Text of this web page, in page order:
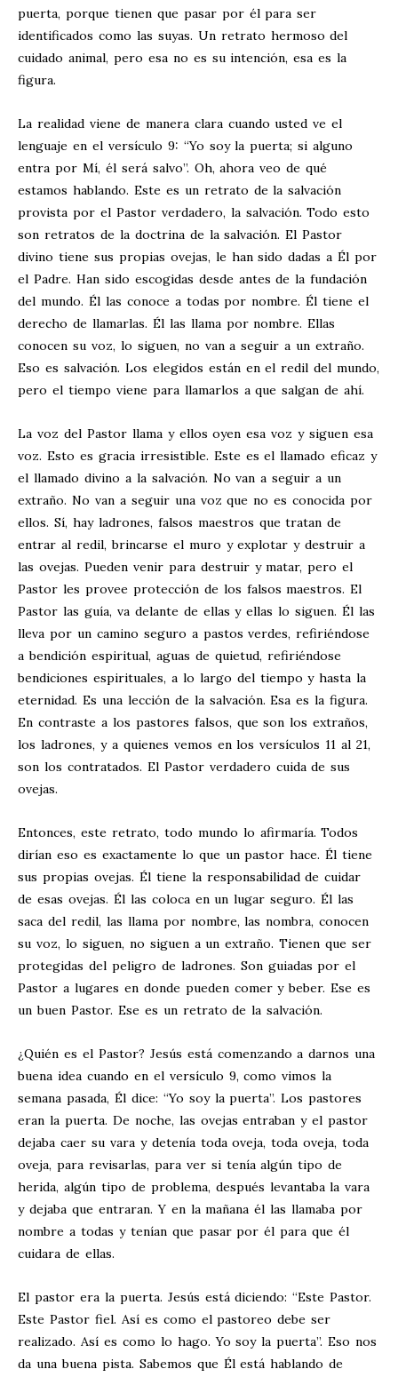
puerta, porque tienen que pasar por él para ser
identificados como las suyas. Un retrato hermoso del
cuidado animal, pero esa no es su intención, esa es la
figura.
La realidad viene de manera clara cuando usted ve el
lenguaje en el versículo 9: “Yo soy la puerta; si alguno
entra por Mí, él será salvo”. Oh, ahora veo de qué
estamos hablando. Este es un retrato de la salvación
provista por el Pastor verdadero, la salvación. Todo esto
son retratos de la doctrina de la salvación. El Pastor
divino tiene sus propias ovejas, le han sido dadas a Él por
el Padre. Han sido escogidas desde antes de la fundación
del mundo. Él las conoce a todas por nombre. Él tiene el
derecho de llamarlas. Él las llama por nombre. Ellas
conocen su voz, lo siguen, no van a seguir a un extraño.
Eso es salvación. Los elegidos están en el redil del mundo,
pero el tiempo viene para llamarlos a que salgan de ahí.
La voz del Pastor llama y ellos oyen esa voz y siguen esa
voz. Esto es gracia irresistible. Este es el llamado eficaz y
el llamado divino a la salvación. No van a seguir a un
extraño. No van a seguir una voz que no es conocida por
ellos. Sí, hay ladrones, falsos maestros que tratan de
entrar al redil, brincarse el muro y explotar y destruir a
las ovejas. Pueden venir para destruir y matar, pero el
Pastor les provee protección de los falsos maestros. El
Pastor las guía, va delante de ellas y ellas lo siguen. Él las
lleva por un camino seguro a pastos verdes, refiriéndose
a bendición espiritual, aguas de quietud, refiriéndose
bendiciones espirituales, a lo largo del tiempo y hasta la
eternidad. Es una lección de la salvación. Esa es la figura.
En contraste a los pastores falsos, que son los extraños,
los ladrones, y a quienes vemos en los versículos 11 al 21,
son los contratados. El Pastor verdadero cuida de sus
ovejas.
Entonces, este retrato, todo mundo lo afirmaría. Todos
dirían eso es exactamente lo que un pastor hace. Él tiene
sus propias ovejas. Él tiene la responsabilidad de cuidar
de esas ovejas. Él las coloca en un lugar seguro. Él las
saca del redil, las llama por nombre, las nombra, conocen
su voz, lo siguen, no siguen a un extraño. Tienen que ser
protegidas del peligro de ladrones. Son guiadas por el
Pastor a lugares en donde pueden comer y beber. Ese es
un buen Pastor. Ese es un retrato de la salvación.
¿Quién es el Pastor? Jesús está comenzando a darnos una
buena idea cuando en el versículo 9, como vimos la
semana pasada, Él dice: “Yo soy la puerta”. Los pastores
eran la puerta. De noche, las ovejas entraban y el pastor
dejaba caer su vara y detenía toda oveja, toda oveja, toda
oveja, para revisarlas, para ver si tenía algún tipo de
herida, algún tipo de problema, después levantaba la vara
y dejaba que entraran. Y en la mañana él las llamaba por
nombre a todas y tenían que pasar por él para que él
cuidara de ellas.
El pastor era la puerta. Jesús está diciendo: “Este Pastor.
Este Pastor fiel. Así es como el pastoreo debe ser
realizado. Así es como lo hago. Yo soy la puerta”. Eso nos
da una buena pista. Sabemos que Él está hablando de